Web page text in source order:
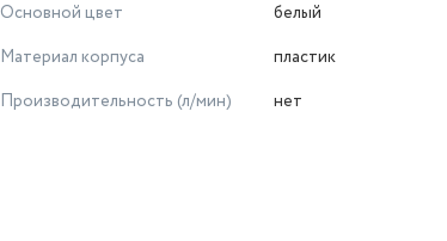
Основной цвет
белый
Материал корпуса
пластик
Производительность (л/мин)
нет